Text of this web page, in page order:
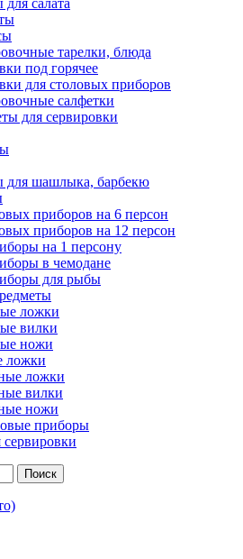
салата
тарелки, блюда
под горячее
для столовых приборов
салфетки
для сервировки
для шашлыка, барбекю
приборов на 6 персон
приборов на 12 персон
на 1 персону
в чемодане
для рыбы
ложки
вилки
ножи
ложки
ложки
вилки
ножи
приборы